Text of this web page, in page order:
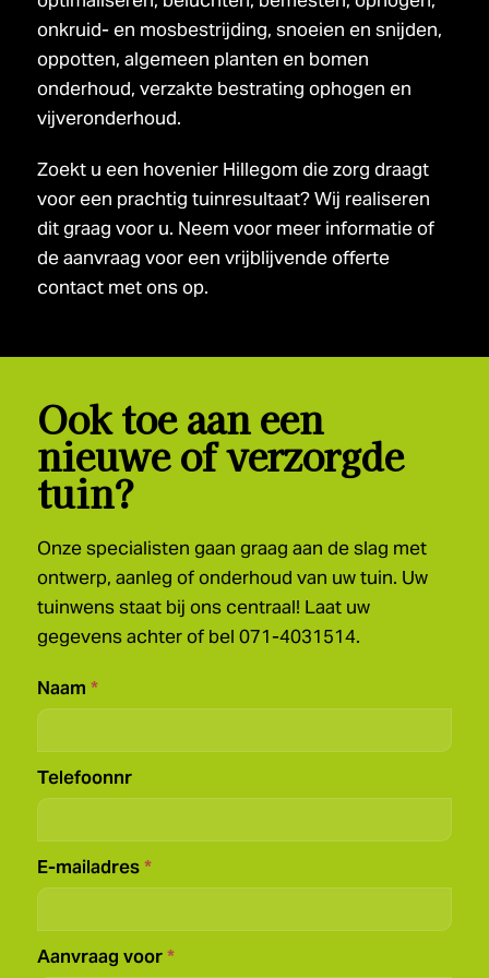
onkruid- en mosbestrijding, snoeien en snijden,
oppotten, algemeen planten en bomen
onderhoud, verzakte bestrating ophogen en
vijveronderhoud.
Zoekt u een hovenier Hillegom die zorg draagt
voor een prachtig tuinresultaat? Wij realiseren
dit graag voor u. Neem voor meer informatie of
de aanvraag voor een vrijblijvende offerte
contact met ons op.
Ook toe aan een
nieuwe of verzorgde
tuin?
Onze specialisten gaan graag aan de slag met
ontwerp, aanleg of onderhoud van uw tuin. Uw
tuinwens staat bij ons centraal! Laat uw
gegevens achter of bel 071-4031514.
Footer
formulier
Naam *
Telefoonnr
E-mailadres*
Aanvraag voor*